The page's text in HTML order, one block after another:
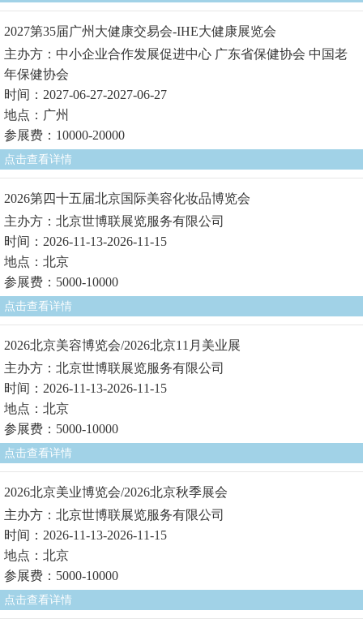
2027第35届广州大健康交易会-IHE大健康展览会
主办方：中小企业合作发展促进中心 广东省保健协会 中国老
年保健协会
时间：2027-06-27-2027-06-27
地点：广州
参展费：10000-20000
点击查看详情
2026第四十五届北京国际美容化妆品博览会
主办方：北京世博联展览服务有限公司
时间：2026-11-13-2026-11-15
地点：北京
参展费：5000-10000
点击查看详情
2026北京美容博览会/2026北京11月美业展
主办方：北京世博联展览服务有限公司
时间：2026-11-13-2026-11-15
地点：北京
参展费：5000-10000
点击查看详情
2026北京美业博览会/2026北京秋季展会
主办方：北京世博联展览服务有限公司
时间：2026-11-13-2026-11-15
地点：北京
参展费：5000-10000
点击查看详情